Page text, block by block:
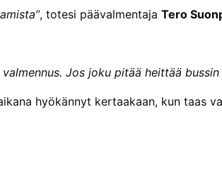
, totesi päävalmentaja Tero
Jos joku pitää heittää bussin
hyökännyt kertaakaan, kun taas